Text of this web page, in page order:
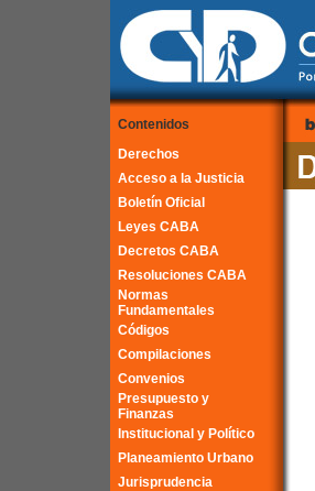
Contenidos
Derechos
Acceso a la Justicia
Boletín Oficial
Leyes CABA
Decretos CABA
Resoluciones CABA
Normas
Fundamentales
Códigos
Compilaciones
Convenios
Presupuesto y
Finanzas
Institucional y Político
Planeamiento Urbano
Jurisprudencia